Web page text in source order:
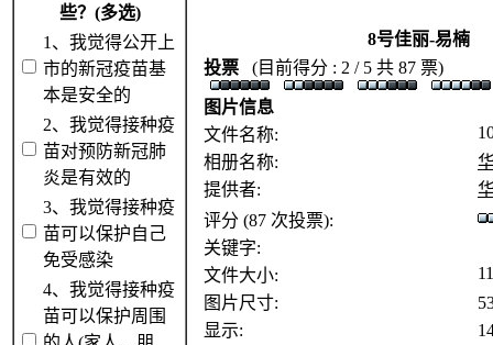
些？(多选)
1、我觉得公开上
市的新冠疫苗基
本是安全的
2、我觉得接种疫
苗对预防新冠肺
炎是有效的
3、我觉得接种疫
苗可以保护自己
免受感染
4、我觉得接种疫
苗可以保护周围
8号佳丽-易楠
投票
(目前得分 : 2 / 5 共 87 票)
图片信息
文件名称:
相册名称:
提供者:
评分 (87 次投票):
关键字:
文件大小:
图片尺寸:
显示: